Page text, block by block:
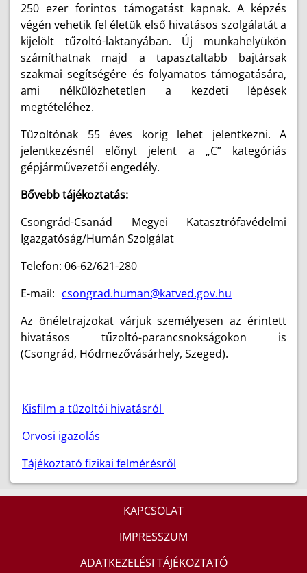
250 ezer forintos támogatást kapnak. A képzés
végén vehetik fel életük első hivatásos szolgálatát a
kijelölt tűzoltó-laktanyában. Új munkahelyükön
számíthatnak majd a tapasztaltabb bajtársak
szakmai segítségére és folyamatos támogatására,
ami nélkülözhetetlen a kezdeti lépések
megtételéhez.
Tűzoltónak 55 éves korig lehet jelentkezni. A
jelentkezésnél előnyt jelent a „C” kategóriás
gépjárművezetői engedély.
Bővebb tájékoztatás:
Csongrád-Csanád Megyei Katasztrófavédelmi
Igazgatóság/Humán Szolgálat
Telefon: 06-62/621-280
E-mail: csongrad.human@katved.gov.hu
Az önéletrajzokat várjuk személyesen az érintett
hivatásos tűzoltó-parancsnokságokon is
(Csongrád, Hódmezővásárhely, Szeged).
Kisfilm a tűzoltói hivatásról
Orvosi igazolás
Tájékoztató fizikai felmérésről
KAPCSOLAT
IMPRESSZUM
ADATKEZELÉSI TÁJÉKOZTATÓ